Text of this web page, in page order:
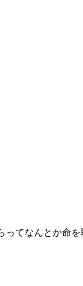
てなんとか命を